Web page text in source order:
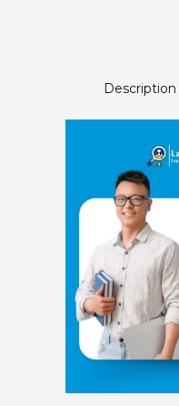
Description